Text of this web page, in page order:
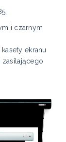
i czarnym
ekranu